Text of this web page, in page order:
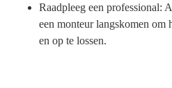
Raadpleeg een professional:
een monteur langskomen om
en op te lossen.